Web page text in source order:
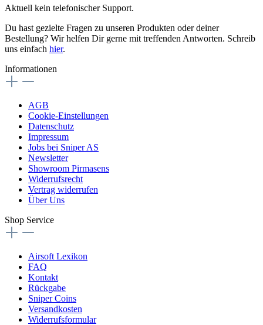
Aktuell kein telefonischer Support.
Du hast gezielte Fragen zu unseren Produkten oder deiner
Bestellung? Wir helfen Dir gerne mit treffenden Antworten. Schreib
uns einfach hier.
Informationen
AGB
Cookie-Einstellungen
Datenschutz
Impressum
Jobs bei Sniper AS
Newsletter
Showroom Pirmasens
Widerrufsrecht
Vertrag widerrufen
Über Uns
Shop Service
Airsoft Lexikon
FAQ
Kontakt
Rückgabe
Sniper Coins
Versandkosten
Widerrufsformular